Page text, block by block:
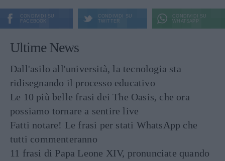
CONDIVIDI SU
FACEBOOK
CONDIVIDI SU
TWITTER
CONDIVIDI SU
WHATSAPP
Ultime News
Dall'asilo all'università, la tecnologia sta
ridisegnando il processo educativo
Le 10 più belle frasi dei The Oasis, che ora
possiamo tornare a sentire live
Fatti notare! Le frasi per stati WhatsApp che
tutti commenteranno
11 frasi di Papa Leone XIV, pronunciate quando